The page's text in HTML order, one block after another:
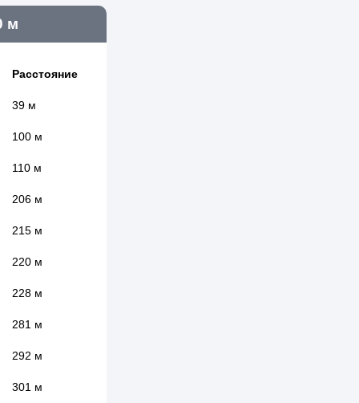
м
Расстояние
39 м
100 м
110 м
206 м
215 м
220 м
228 м
281 м
292 м
301 м